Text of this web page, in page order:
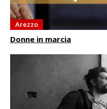
Arezzo
Donne in marcia